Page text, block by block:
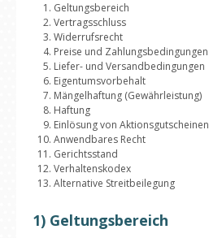
Geltungsbereich
Vertragsschluss
Widerrufsrecht
Preise und Zahlungsbedingungen
Liefer- und Versandbedingungen
Eigentumsvorbehalt
Mängelhaftung (Gewährleistung)
Haftung
Einlösung von Aktionsgutscheinen
Anwendbares Recht
Gerichtsstand
Verhaltenskodex
Alternative Streitbeilegung
1) Geltungsbereich